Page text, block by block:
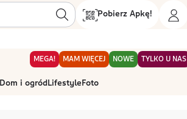
Pobierz Apkę!
MEGA! MAM WIĘCEJ NOWE TYLKO U NAS
Dom i ogród Lifestyle Foto